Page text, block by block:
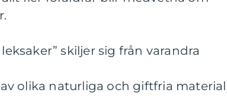
skiljer sig från varandra
olika naturliga och giftfria material